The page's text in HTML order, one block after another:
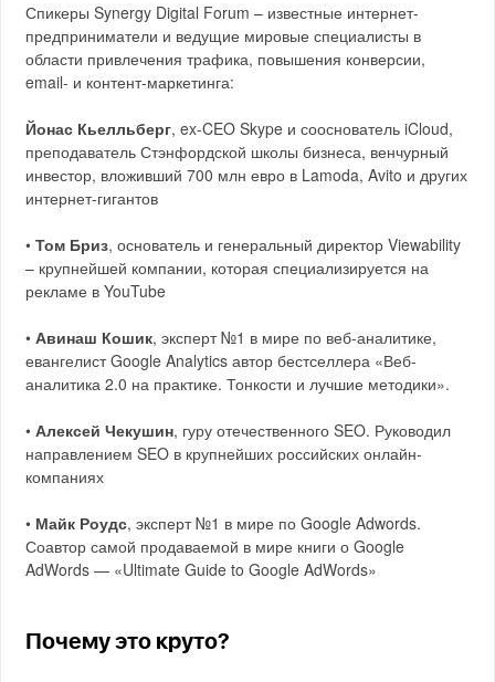
Спикеры Synergy Digital Forum – известные интернет-
предприниматели и ведущие мировые специалисты в
области привлечения трафика, повышения конверсии,
email- и контент-маркетинга:
Йонас Кьелльберг, ex-CEO Skype и сооснователь iCloud,
преподаватель Стэнфордской школы бизнеса, венчурный
инвестор, вложивший 700 млн евро в Lamoda, Avito и других
интернет-гигантов
•Том Бриз, основатель и генеральный директор Viewability
– крупнейшей компании, которая специализируется на
рекламе в YouTube
•Авинаш Кошик, эксперт №1 в мире по веб-аналитике,
евангелист Google Analytics автор бестселлера «Веб-
аналитика 2.0 на практике. Тонкости и лучшие методики».
•Алексей Чекушин, гуру отечественного SEO. Руководил
направлением SEO в крупнейших российских онлайн-
компаниях
• Майк Роудс, эксперт №1 в мире по Google Adwords.
Соавтор самой продаваемой в мире книги о Google
AdWords — «Ultimate Guide to Google AdWords»
Почему это круто?